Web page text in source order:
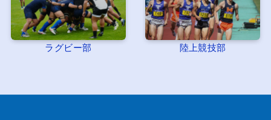
ラグビー部 陸上競技部